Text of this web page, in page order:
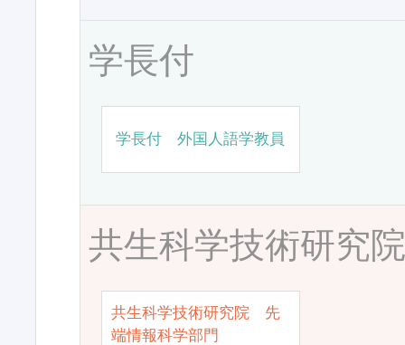
学長付
学長付 外国人語学教員
共生科学技術研究
共生科学技術研究院 先
端情報科学部門